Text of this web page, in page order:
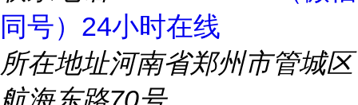
同号）24小时在线
所在地址河南省郑州市管城区